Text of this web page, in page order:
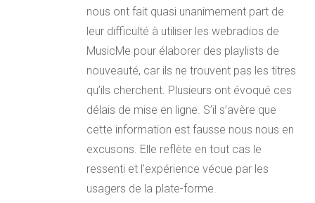
nous ont fait quasi unanimement part de
leur difficulté à utiliser les webradios de
MusicMe pour élaborer des playlists de
nouveauté, car ils ne trouvent pas les titres
qu’ils cherchent. Plusieurs ont évoqué ces
délais de mise en ligne. S’il s’avère que
cette information est fausse nous nous en
excusons. Elle reflète en tout cas le
ressenti et l’expérience vécue par les
usagers de la plate-forme.